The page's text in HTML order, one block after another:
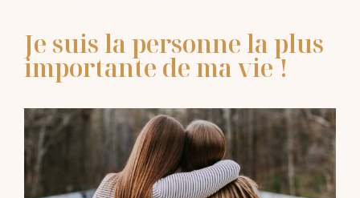
Je suis la personne la plus
importante de ma vie !